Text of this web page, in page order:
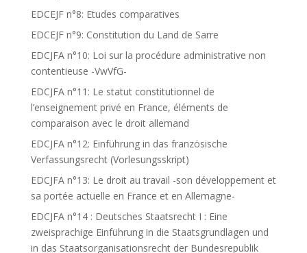
EDCEJF n°8: Etudes comparatives
EDCEJF n°9: Constitution du Land de Sarre
EDCJFA n°10: Loi sur la procédure administrative non
contentieuse -VwVfG-
EDCJFA n°11: Le statut constitutionnel de
l’enseignement privé en France, éléments de
comparaison avec le droit allemand
EDCJFA n°12: Einführung in das französische
Verfassungsrecht (Vorlesungsskript)
EDCJFA n°13: Le droit au travail -son développement et
sa portée actuelle en France et en Allemagne-
EDCJFA n°14 : Deutsches Staatsrecht I : Eine
zweisprachige Einführung in die Staatsgrundlagen und
in das Staatsorganisationsrecht der Bundesrepublik